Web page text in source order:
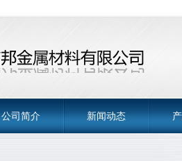
公司简介 新闻动态